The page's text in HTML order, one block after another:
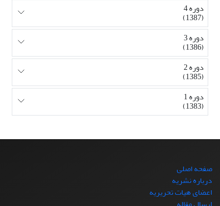
دوره 4
(1387)
دوره 3
(1386)
دوره 2
(1385)
دوره 1
(1383)
صفحه اصلی
درباره نشریه
اعضای هیات تحریریه